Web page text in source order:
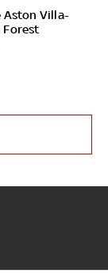
Aston Villa-